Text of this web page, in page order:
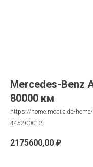
Mercedes-Benz
80000 км
https://home.mobile.de/
445200013
2175600,00 ₽